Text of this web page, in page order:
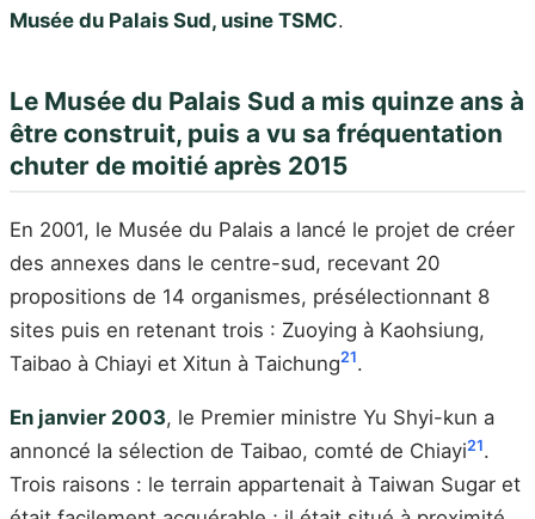
Musée du Palais Sud, usine TSMC.
Le Musée du Palais Sud a mis quinze ans à
être construit, puis a vu sa fréquentation
chuter de moitié après 2015
En 2001, le Musée du Palais a lancé le projet de créer
des annexes dans le centre-sud, recevant 20
propositions de 14 organismes, présélectionnant 8
sites puis en retenant trois : Zuoying à Kaohsiung,
Taibao à Chiayi et Xitun à Taichung21.
En janvier 2003, le Premier ministre Yu Shyi-kun a
annoncé la sélection de Taibao, comté de Chiayi21.
Trois raisons : le terrain appartenait à Taiwan Sugar et